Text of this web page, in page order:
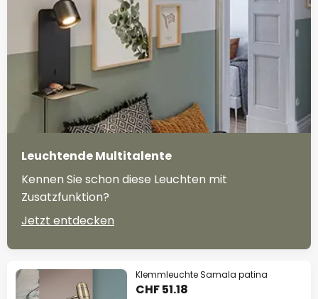
Leuchtende Multitalente
Kennen Sie schon diese Leuchten mit
Zusatzfunktion?
Jetzt entdecken
Klemmleuchte Samala patina
CHF 51.18